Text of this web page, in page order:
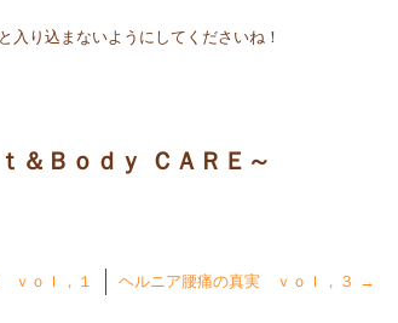
入り込まないようにしてくださいね！
＆Ｂｏｄｙ ＣＡＲＥ～
ｖｏｌ，１ ヘルニア腰痛の真実 ｖｏｌ，３ →